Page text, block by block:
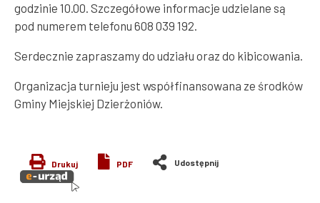
godzinie 10.00. Szczegółowe informacje udzielane są
pod numerem telefonu 608 039 192.
Serdecznie zapraszamy do udziału oraz do kibicowania.
Organizacja turnieju jest współfinansowana ze środków
Gminy Miejskiej Dzierżoniów.
Drukuj PDF